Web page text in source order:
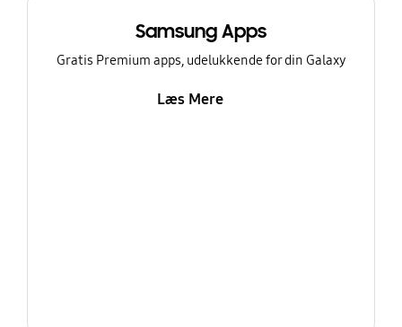
Samsung Apps
Gratis Premium apps, udelukkende for din Galaxy
Læs Mere